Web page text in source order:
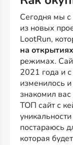
Сегодня мы с
из новых
LootRun,
на
режимах.
2021 года и
изменилось
знакомил
ТОП сайт с
постараюсь
которая